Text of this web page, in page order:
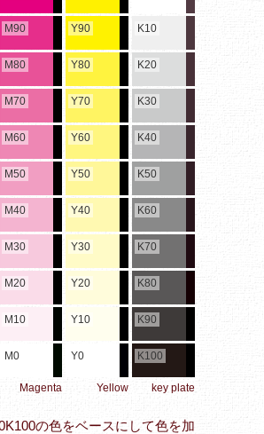
M90
M80
M70
M60
M50
M40
M30
M20
M10
M0
Magenta
Y90
Y80
Y70
Y60
Y50
Y40
Y30
Y20
Y10
Y0
Yellow
K10
K20
K30
K40
K50
K60
K70
K80
K90
K100
key plate
の色をベースにして色を加